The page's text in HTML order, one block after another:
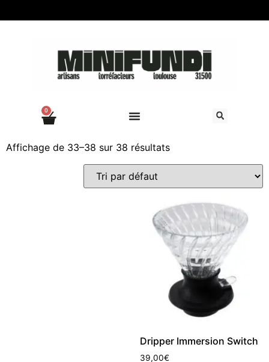
0
Affichage de 33–38 sur 38 résultats
Dripper Immersion Switch
39,00€